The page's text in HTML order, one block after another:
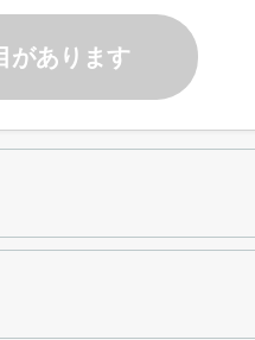
があります